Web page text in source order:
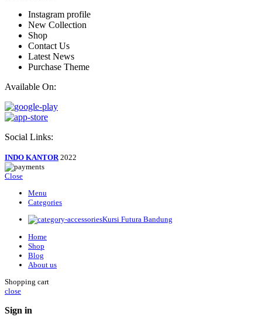
Instagram profile
New Collection
Shop
Contact Us
Latest News
Purchase Theme
Available On:
Social Links:
INDO KANTOR 2022
Close
Menu
Categories
Kursi Futura Bandung
Home
Shop
Blog
About us
Shopping cart
close
Sign in